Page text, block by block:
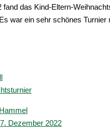
fand das Kind-Eltern-
war ein sehr schönes
Dezember 2022